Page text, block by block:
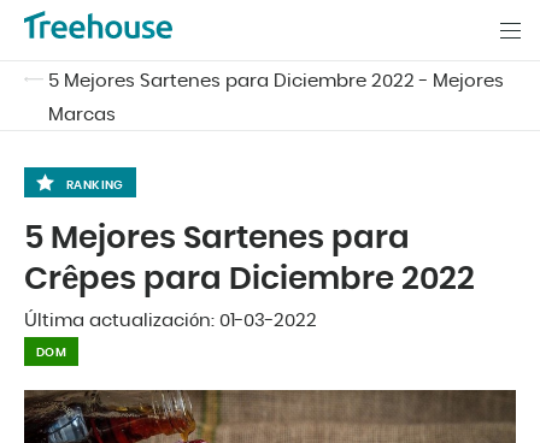
5 Mejores Sartenes para Diciembre 2022 - Mejores
Marcas
RANKING
Última actualización: 01-03-2022
DOM
5 Mejores Sartenes para
Crêpes para Diciembre 2022